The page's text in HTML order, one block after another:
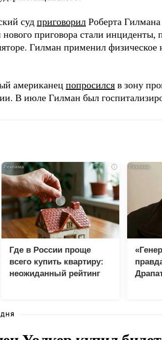
суд приговорил Роберта
приговора стали инциденты,
Гилман применил физическое
американец попросился в зону
В июле Гилман был
i
Где в России проще
всего купить квартиру:
неожиданный рейтинг